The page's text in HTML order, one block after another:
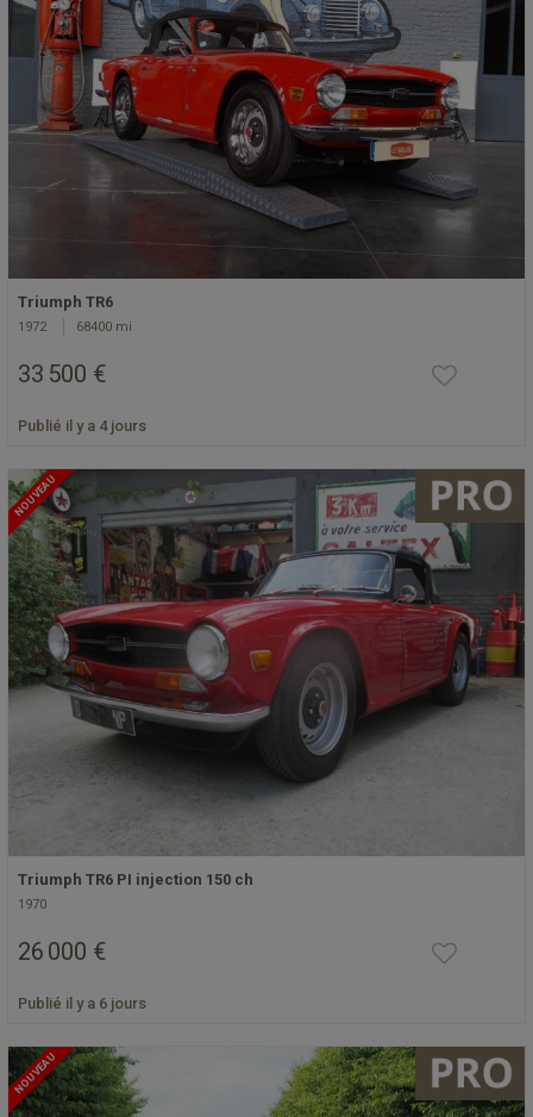
Triumph TR6
1972 68400 mi
33 500 €
Publié il y a 4 jours
NOUVEAU
Triumph TR6 PI injection 150 ch
1970
26 000 €
Publié il y a 6 jours
NOUVEAU